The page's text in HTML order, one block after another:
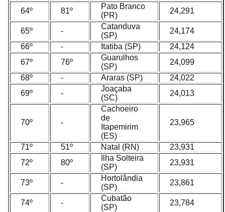
64º 81º
Pato Branco
(PR)
24,291
65º -
Catanduva
(SP)
24,174
66º
- Itatiba (SP)
24,124
67º
76º
Guarulhos
(SP)
24,099
68º
- Araras (SP)
24,022
69º
-
Joaçaba
(SC)
24,013
70º -
Cachoeiro
de
Itapemirim
(ES)
23,965
71º 51º Natal (RN)
23,931
72º
80º
Ilha Solteira
(SP)
23,931
73º -
Hortolândia
(SP)
23,861
74º -
Cubatão
(SP)
23,784